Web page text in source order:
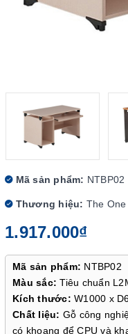
Mã sản phẩm: NTBP02
Thương hiệu: The One
1.917.000₫
Mã sản phẩm: NTBP02
Màu sắc: Tiêu chuẩn
Kích thước: W1000 x
Chất liệu: Gỗ công
có khoang để CPU và